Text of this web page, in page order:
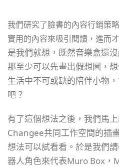
我們研究了臉書的內容行銷策
實用的內容來吸引閱讀，進而
是我們就想， 既然音樂盒還
那至少可以先畫出假想圖，
生活中不可或缺的陪伴小物
吧？
有了這個想法之後，我們馬
Changee共同工作空間的插
想法可以試看看。 於是我們
器人角色來代表Muro Box，